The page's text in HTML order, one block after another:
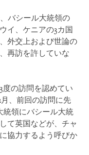
バシール大統領の
イ、ケニアの3カ国
外交上および世論の
再訪を許していな
の訪問を認めてい
、前回の訪問に先
統領にバシール大統
て英国などが、チャ
協力するよう呼びか